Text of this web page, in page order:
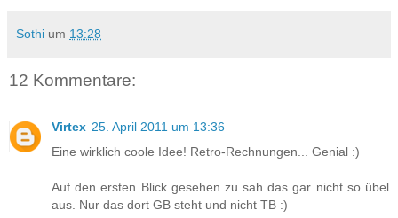
Sothi um 13:28
12 Kommentare:
Virtex 25. April 2011 um 13:36
Eine wirklich coole Idee! Retro-Rechnungen... Genial :)
Auf den ersten Blick gesehen zu sah das gar nicht so übel
aus. Nur das dort GB steht und nicht TB :)